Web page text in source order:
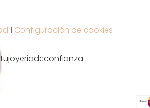
Ι Configuración de cookies